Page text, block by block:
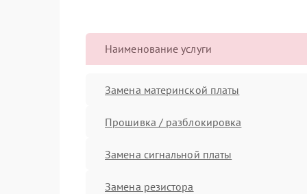
Наименование услуги
Замена материнской платы
Прошивка / разблокировка
Замена сигнальной платы
Замена резистора